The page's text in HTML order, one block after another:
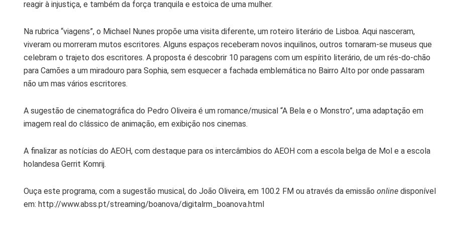
reagir à injustiça, e também da força tranquila e estoica de uma mulher.
Na rubrica “viagens”, o Michael Nunes propõe uma visita diferente, um roteiro literário de Lisboa. Aqui nasceram,
viveram ou morreram mutos escritores. Alguns espaços receberam novos inquilinos, outros tornaram-se museus que
celebram o trajeto dos escritores. A proposta é descobrir 10 paragens com um espírito literário, de um rés-do-chão
para Camões a um miradouro para Sophia, sem esquecer a fachada emblemática no Bairro Alto por onde passaram
não um mas vários escritores.
A sugestão de cinematográfica do Pedro Oliveira é um romance/musical “A Bela e o Monstro”, uma adaptação em
imagem real do clássico de animação, em exibição nos cinemas.
A finalizar as notícias do AEOH, com destaque para os intercâmbios do AEOH com a escola belga de Mol e a escola
holandesa Gerrit Komrij.
Ouça este programa, com a sugestão musical, do João Oliveira, em 100.2 FM ou através da emissão online disponível
em: http://www.abss.pt/streaming/boanova/digitalrm_boanova.html